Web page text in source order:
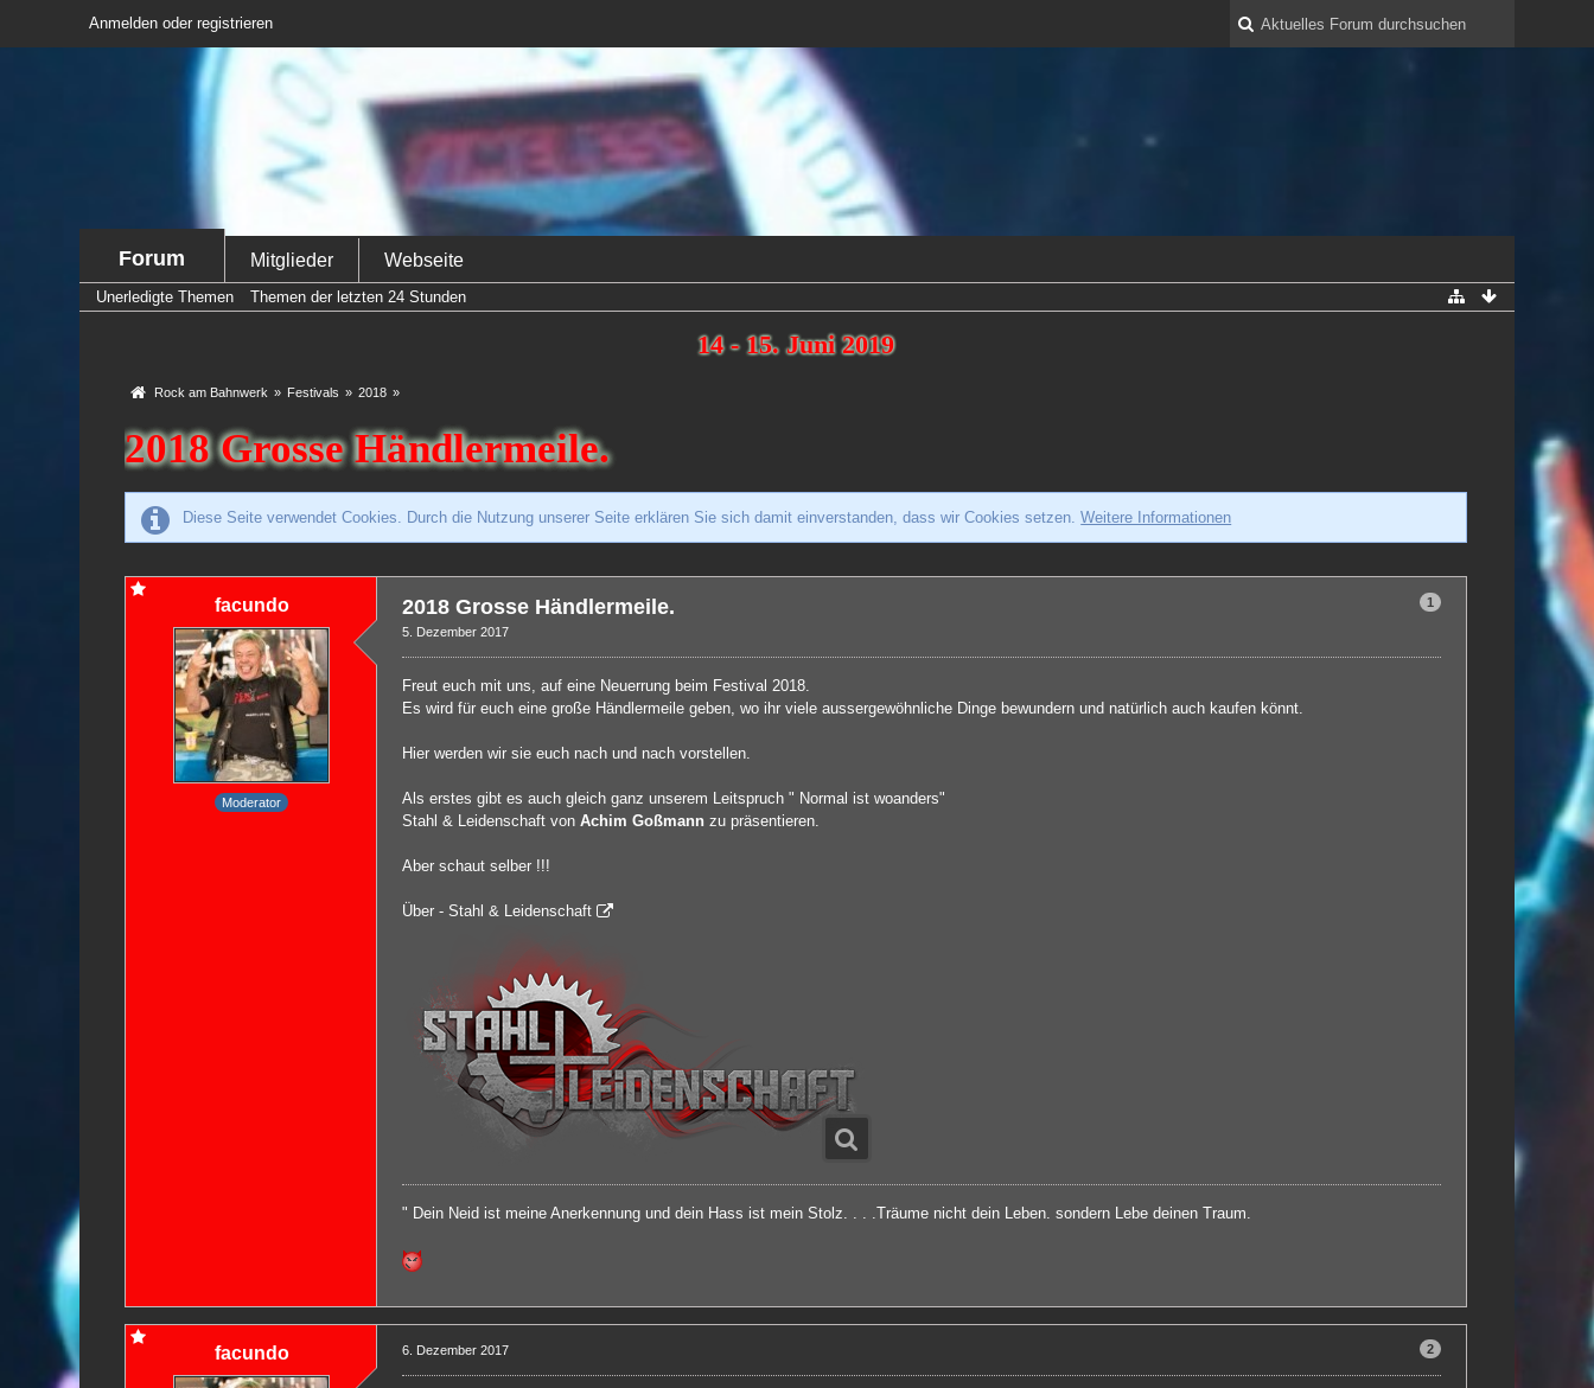
Anmelden oder registrieren
Forum Mitglieder Webseite
Unerledigte Themen Themen der letzten 24 Stunden
14 - 15. Juni 2019
Rock am Bahnwerk » Festivals » 2018 »
2018 Grosse Händlermeile.
Diese Seite verwendet Cookies. Durch die Nutzung unserer Seite erklären Sie sich damit einverstanden, dass wir Cookies setzen.Weitere Informationen
facundo
Moderator
1
2018 Grosse Händlermeile.
5. Dezember 2017
Freut euch mit uns, auf eine Neuerrung beim Festival 2018.
Es wird für euch eine große Händlermeile geben, wo ihr viele aussergewöhnliche Dinge bewundern und natürlich auch kaufen könnt.
Hier werden wir sie euch nach und nach vorstellen.
Als erstes gibt es auch gleich ganz unserem Leitspruch " Normal ist woanders"
Stahl & Leidenschaft vonAchim Goßmann zu präsentieren.
Aber schaut selber !!!
Über - Stahl & Leidenschaft
" Dein Neid ist meine Anerkennung und dein Hass ist mein Stolz. . . .Träume nicht dein Leben. sondern Lebe deinen Traum.
facundo 2
6. Dezember 2017